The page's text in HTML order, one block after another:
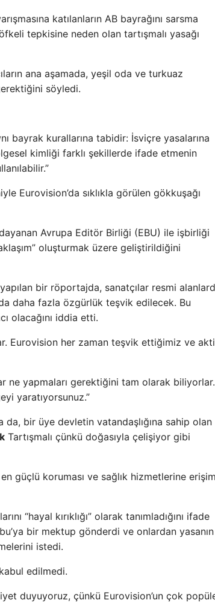
katılanların AB bayrağını sarsma
tepkisine neden olan tartışmalı yasağı
ana aşamada, yeşil oda ve turkuaz
söyledi.
bayrak kurallarına tabidir: İsviçre yasalarına
kimliği farklı şekillerde ifade etmenin
Eurovision’da sıklıkla görülen gökkuşağı
Avrupa Editör Birliği (EBU) ile işbirliği
oluşturmak üzere geliştirildiğini
bir röportajda, sanatçılar resmi
daha fazla özgürlük teşvik edilecek. Bu
olacağını iddia etti.
Eurovision her zaman teşvik ettiğimiz ve
ne yapmaları gerektiğini tam olarak biliyorlar.
yaratıyorsunuz.”
bir üye devletin vatandaşlığına sahip olan
Tartışmalı çünkü doğasıyla çelişiyor gibi
güçlü koruması ve sağlık hizmetlerine erişim
“hayal kırıklığı” olarak tanımladığını ifade
bir mektup gönderdi ve onlardan yasanın
istedi.
edilmedi.
duyuyoruz, çünkü Eurovision’un çok